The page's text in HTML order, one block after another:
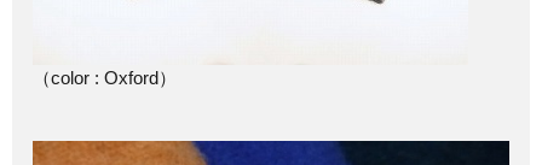
（color : Oxford）